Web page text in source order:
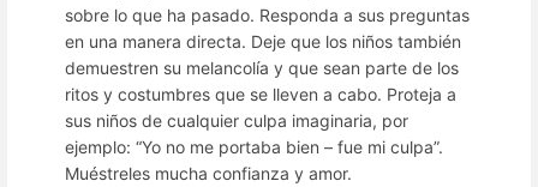
sobre lo que ha pasado. Responda a sus preguntas
en una manera directa. Deje que los niños también
demuestren su melancolía y que sean parte de los
ritos y costumbres que se lleven a cabo. Proteja a
sus niños de cualquier culpa imaginaria, por
ejemplo: “Yo no me portaba bien – fue mi culpa”.
Muéstreles mucha confianza y amor.